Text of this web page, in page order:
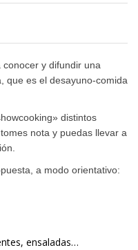
conocer y difundir una
que es el desayuno-comida
distintos
nota y puedas llevar a
a modo orientativo:
ensaladas…